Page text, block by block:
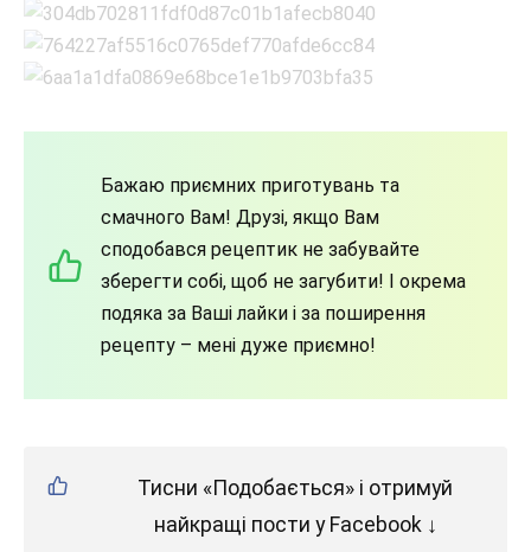
Бажаю приємних приготувань та
смачного Вам! Друзі, якщо Вам
сподобався рецептик не забувайте
зберегти собі, щоб не загубити! І окрема
подяка за Ваші лайки і за поширення
рецепту – мені дуже приємно!
Тисни «Подобається» і отримуй
найкращі пости у Facebook ↓